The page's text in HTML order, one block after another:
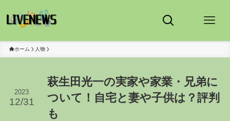
ホーム 人物
萩生田光一の実家や家業・兄弟に
ついて！自宅と妻や子供は？評判
も
2023
12/31